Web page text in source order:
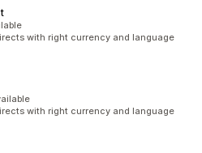
with right currency and language
with right currency and language